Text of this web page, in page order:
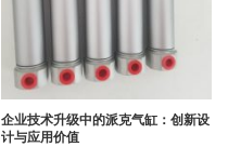
企业技术升级中的派克气缸：创新设
计与应用价值